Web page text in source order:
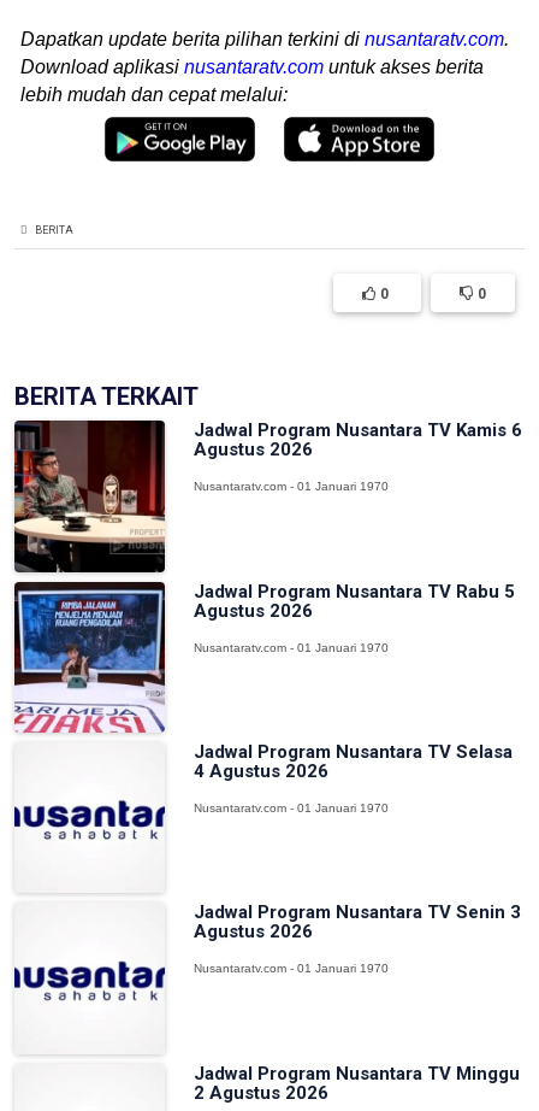
Dapatkan update berita pilihan terkini di nusantaratv.com.
Download aplikasi nusantaratv.com untuk akses berita
lebih mudah dan cepat melalui:
BERITA
0 0
BERITA TERKAIT
Jadwal Program Nusantara TV Kamis 6
Agustus 2026
Nusantaratv.com - 01 Januari 1970
Jadwal Program Nusantara TV Rabu 5
Agustus 2026
Nusantaratv.com - 01 Januari 1970
Jadwal Program Nusantara TV Selasa
4 Agustus 2026
Nusantaratv.com - 01 Januari 1970
Jadwal Program Nusantara TV Senin 3
Agustus 2026
Nusantaratv.com - 01 Januari 1970
Jadwal Program Nusantara TV Minggu
2 Agustus 2026